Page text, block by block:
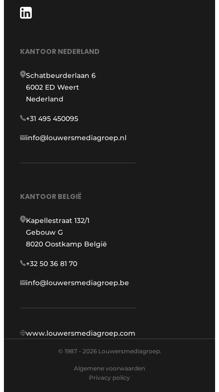
KANTOOR NEDERLAND
Schatbeurderlaan 6
6002 ED Weert
Nederland
+31 495 450095
info@louwersmediagroep.nl
KANTOOR BELGIË
Kapellestraat 132/1
Gebouw G
8020 Oostkamp België
+32 50 36 81 70
info@louwersmediagroep.be
www.louwersmediagroep.com
© 1987 - 2026 Louwersmediagroep.
Algemene voorwaarden
Privacy policy